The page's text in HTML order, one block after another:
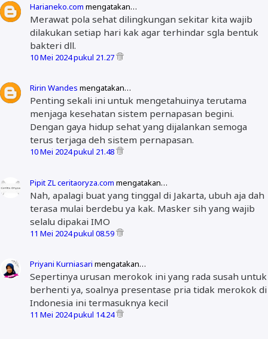
Harianeko.com mengatakan…
Merawat pola sehat dilingkungan sekitar kita wajib
dilakukan setiap hari kak agar terhindar sgla bentuk
bakteri dll.
10 Mei 2024 pukul 21.27
Ririn Wandes mengatakan…
Penting sekali ini untuk mengetahuinya terutama
menjaga kesehatan sistem pernapasan begini.
Dengan gaya hidup sehat yang dijalankan semoga
terus terjaga deh sistem pernapasan.
10 Mei 2024 pukul 21.48
Pipit ZL ceritaoryza.com mengatakan…
Nah, apalagi buat yang tinggal di Jakarta, ubuh aja dah
terasa mulai berdebu ya kak. Masker sih yang wajib
selalu dipakai IMO
11 Mei 2024 pukul 08.59
Priyani Kurniasari mengatakan…
Sepertinya urusan merokok ini yang rada susah untuk
berhenti ya, soalnya presentase pria tidak merokok di
Indonesia ini termasuknya kecil
11 Mei 2024 pukul 14.24